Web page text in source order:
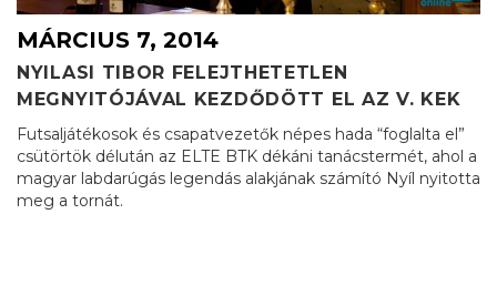
MÁRCIUS 7, 2014
NYILASI TIBOR FELEJTHETETLEN
MEGNYITÓJÁVAL KEZDŐDÖTT EL AZ V. KEK
Futsaljátékosok és csapatvezetők népes hada “foglalta el”
csütörtök délután az ELTE BTK dékáni tanácstermét, ahol a
magyar labdarúgás legendás alakjának számító Nyíl nyitotta
meg a tornát.